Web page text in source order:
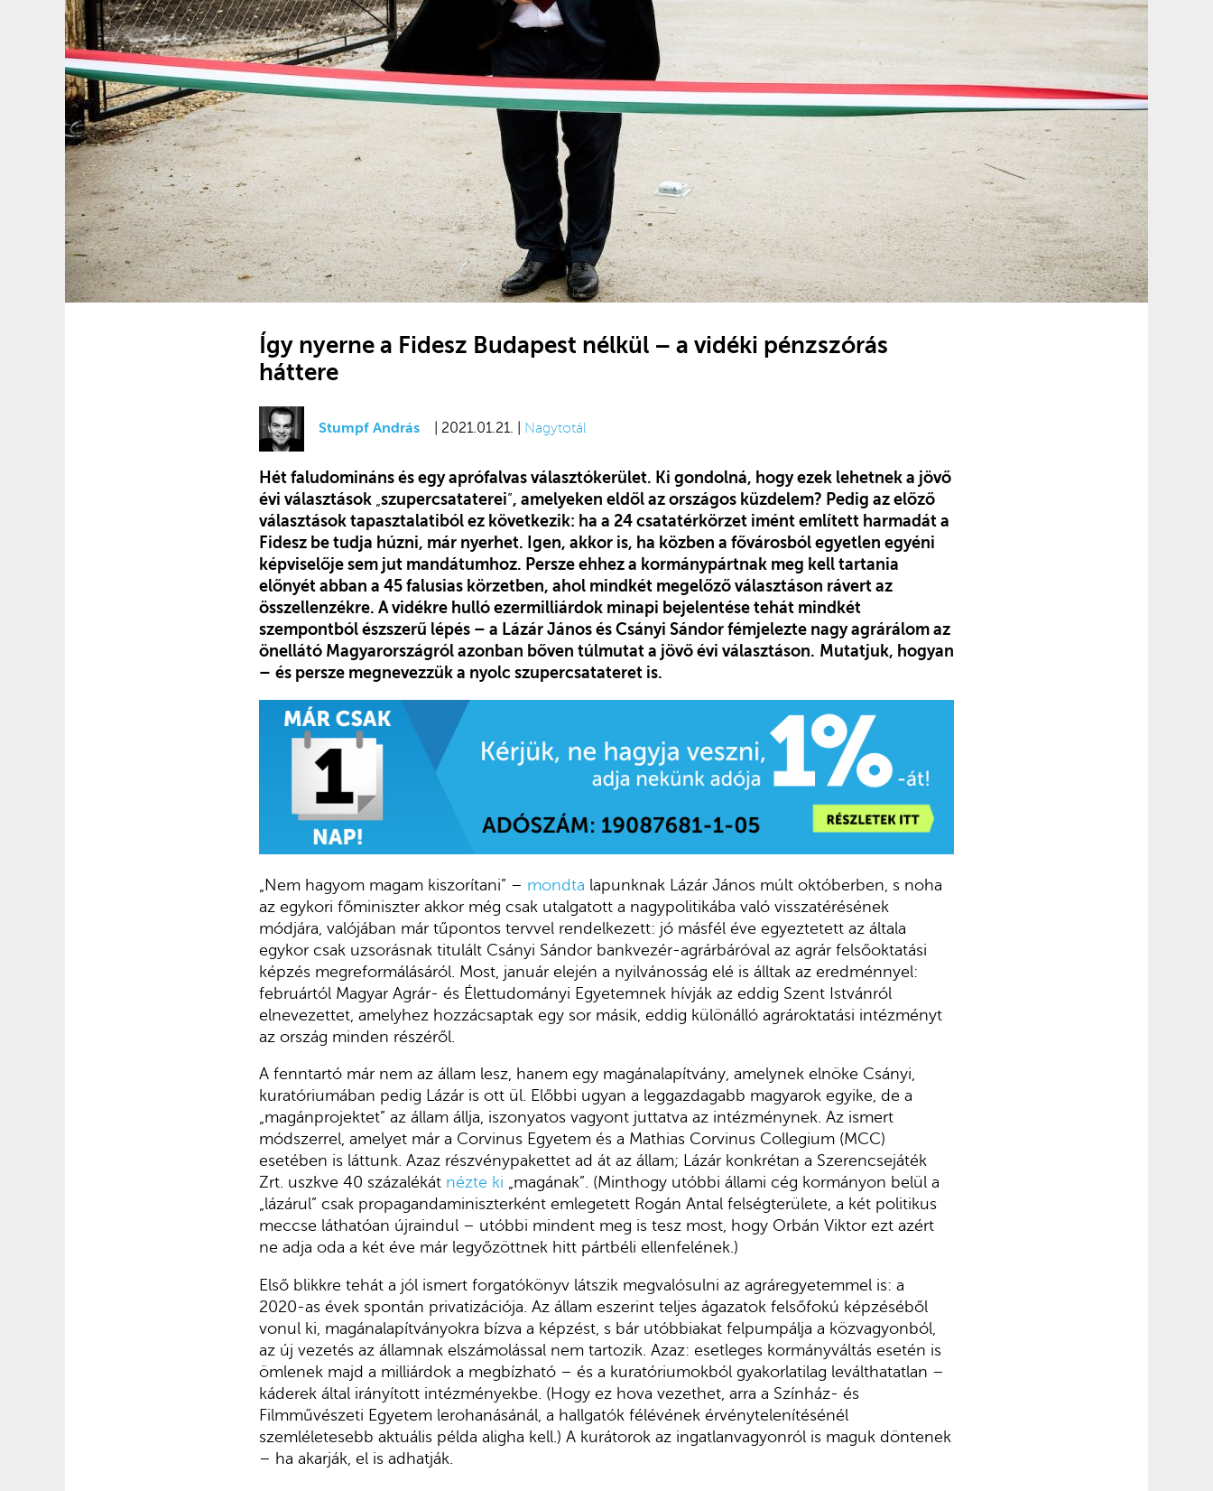
Így nyerne a Fidesz Budapest nélkül – a vidéki pénzszórás
háttere
Stumpf András | 2021.01.21. | Nagytotál
Hét faludomináns és egy aprófalvas választókerület. Ki gondolná, hogy ezek lehetnek a jövő
évi választások „szupercsataterei”, amelyeken eldől az országos küzdelem? Pedig az előző
választások tapasztalatiból ez következik: ha a 24 csatatérkörzet imént említett harmadát a
Fidesz be tudja húzni, már nyerhet. Igen, akkor is, ha közben a fővárosból egyetlen egyéni
képviselője sem jut mandátumhoz. Persze ehhez a kormánypártnak meg kell tartania
előnyét abban a 45 falusias körzetben, ahol mindkét megelőző választáson rávert az
összellenzékre. A vidékre hulló ezermilliárdok minapi bejelentése tehát mindkét
szempontból észszerű lépés – a Lázár János és Csányi Sándor fémjelezte nagy agrárálom az
önellátó Magyarországról azonban bőven túlmutat a jövő évi választáson. Mutatjuk, hogyan
– és persze megnevezzük a nyolc szupercsatateret is.
„Nem hagyom magam kiszorítani” – mondta lapunknak Lázár János múlt októberben, s noha
az egykori főminiszter akkor még csak utalgatott a nagypolitikába való visszatérésének
módjára, valójában már tűpontos tervvel rendelkezett: jó másfél éve egyeztetett az általa
egykor csak uzsorásnak titulált Csányi Sándor bankvezér-agrárbáróval az agrár felsőoktatási
képzés megreformálásáról. Most, január elején a nyilvánosság elé is álltak az eredménnyel:
februártól Magyar Agrár- és Élettudományi Egyetemnek hívják az eddig Szent Istvánról
elnevezettet, amelyhez hozzácsaptak egy sor másik, eddig különálló agrároktatási intézményt
az ország minden részéről.
A fenntartó már nem az állam lesz, hanem egy magánalapítvány, amelynek elnöke Csányi,
kuratóriumában pedig Lázár is ott ül. Előbbi ugyan a leggazdagabb magyarok egyike, de a
„magánprojektet” az állam állja, iszonyatos vagyont juttatva az intézménynek. Az ismert
módszerrel, amelyet már a Corvinus Egyetem és a Mathias Corvinus Collegium (MCC)
esetében is láttunk. Azaz részvénypakettet ad át az állam; Lázár konkrétan a Szerencsejáték
Zrt. uszkve 40 százalékát nézte ki „magának”. (Minthogy utóbbi állami cég kormányon belül a
„lázárul” csak propagandaminiszterként emlegetett Rogán Antal felségterülete, a két politikus
meccse láthatóan újraindul – utóbbi mindent meg is tesz most, hogy Orbán Viktor ezt azért
ne adja oda a két éve már legyőzöttnek hitt pártbéli ellenfelének.)
Első blikkre tehát a jól ismert forgatókönyv látszik megvalósulni az agráregyetemmel is: a
2020-as évek spontán privatizációja. Az állam eszerint teljes ágazatok felsőfokú képzéséből
vonul ki, magánalapítványokra bízva a képzést, s bár utóbbiakat felpumpálja a közvagyonból,
az új vezetés az államnak elszámolással nem tartozik. Azaz: esetleges kormányváltás esetén is
ömlenek majd a milliárdok a megbízható – és a kuratóriumokból gyakorlatilag leválthatatlan –
káderek által irányított intézményekbe. (Hogy ez hova vezethet, arra a Színház- és
Filmművészeti Egyetem lerohanásánál, a hallgatók félévének érvénytelenítésénél
szemléletesebb aktuális példa aligha kell.) A kurátorok az ingatlanvagyonról is maguk döntenek
– ha akarják, el is adhatják.